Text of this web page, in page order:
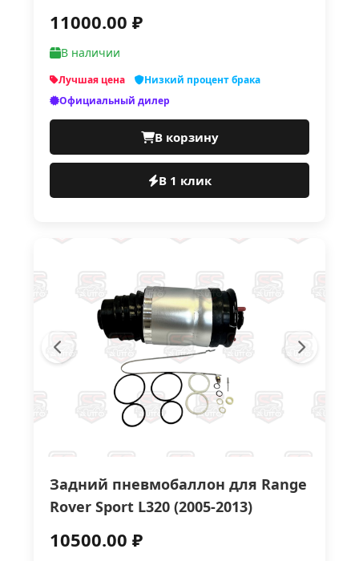
11000.00 ₽
В наличии
Лучшая цена
Низкий процент брака
Официальный дилер
В корзину
В 1 клик
Задний пневмобаллон для Range
Rover Sport L320 (2005-2013)
10500.00 ₽